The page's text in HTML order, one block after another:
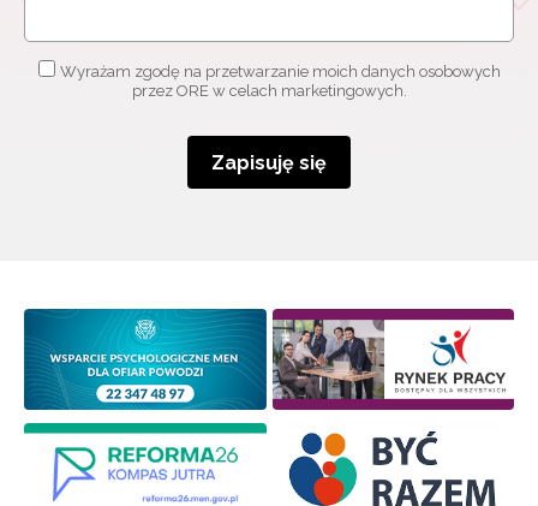
Wyrażam zgodę na przetwarzanie moich danych osobowych
przez ORE w celach marketingowych.
Zapisuję się